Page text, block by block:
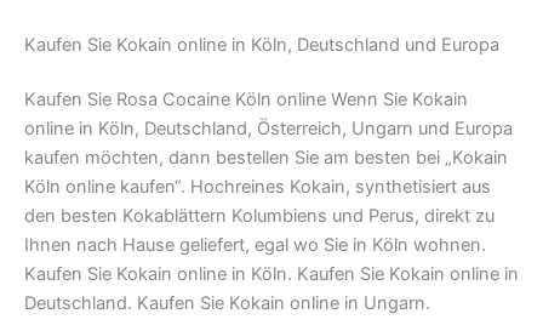
Kaufen Sie Kokain online in Köln, Deutschland und Europa
Kaufen Sie Rosa Cocaine Köln online Wenn Sie Kokain
online in Köln, Deutschland, Österreich, Ungarn und Europa
kaufen möchten, dann bestellen Sie am besten bei „Kokain
Köln online kaufen“. Hochreines Kokain, synthetisiert aus
den besten Kokablättern Kolumbiens und Perus, direkt zu
Ihnen nach Hause geliefert, egal wo Sie in Köln wohnen.
Kaufen Sie Kokain online in Köln. Kaufen Sie Kokain online in
Deutschland. Kaufen Sie Kokain online in Ungarn.